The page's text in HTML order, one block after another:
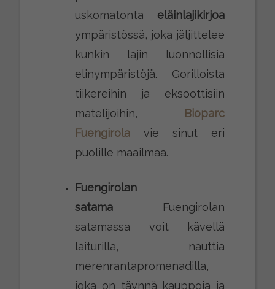
uskomatonta eläinlajikirjoa
ympäristössä, joka jäljittelee
kunkin lajin luonnollisia
elinympäristöjä. Gorilloista
tiikereihin ja eksoottisiin
matelijoihin,
Bioparc
Fuengirolavie sinut eri
puolille maailmaa.
Fuengirolan
satama Fuengirolan
satamassa voit kävellä
laiturilla, nauttia
merenrantapromenadilla,
joka on täynnä kauppoja ja